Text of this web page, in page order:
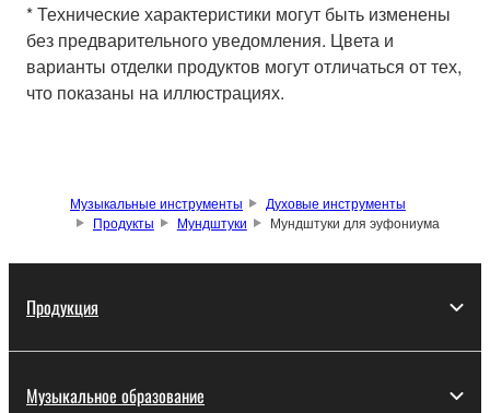
* Технические характеристики могут быть изменены
без предварительного уведомления. Цвета и
варианты отделки продуктов могут отличаться от тех,
что показаны на иллюстрациях.
Музыкальные инструменты
Духовые инструменты
Продукты
Мундштуки Мундштуки для эуфониума
Продукция
Музыкальное образование